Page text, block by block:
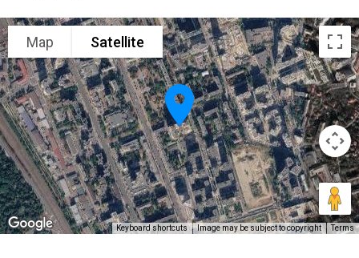
Map Satellite
Keyboard shortcuts Image may be subject to copyright Terms